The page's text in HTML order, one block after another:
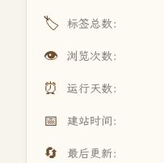
🏷️ 标签总数：
👁️ 浏览次数：
⏰ 运行天数：
📅 建站时间：
🔄 最后更新：